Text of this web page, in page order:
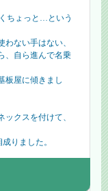
ちょっと…という
ない手はない、
、自ら進んで名乗
板屋に傾きまし
クスを付けて、
りました。